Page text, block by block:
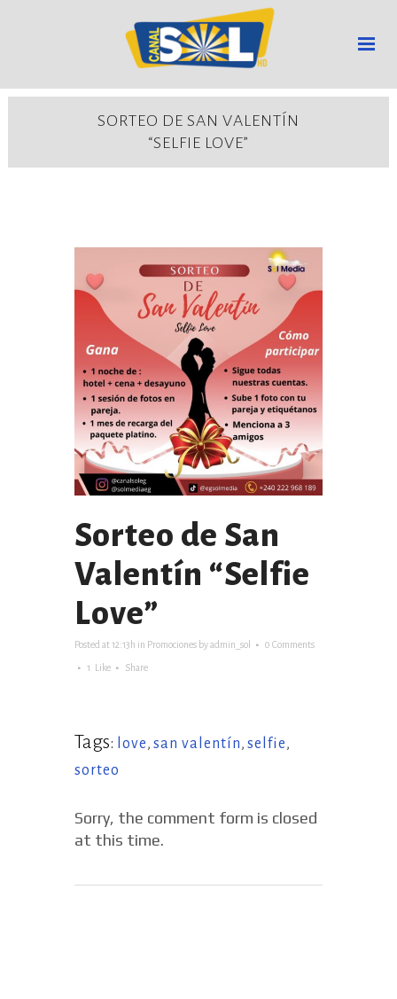
SORTEO DE SAN VALENTÍN
“SELFIE LOVE”
Sorteo de San
Valentín “Selfie
Love”
Posted at 12:13h in Promociones byadmin_sol 0 Comments
1 Like Share
Tags: love, san valentín, selfie,
sorteo
Sorry, the comment form is closed
at this time.